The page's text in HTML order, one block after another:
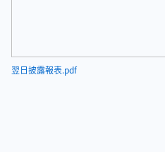
翌日披露報表.pdf